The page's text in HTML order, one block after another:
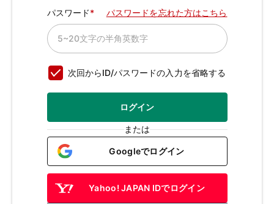
パスワード パスワードを忘れた方はこちら
次回からID/パスワードの入力を省略する
ログイン
または
Googleでログイン
Yahoo! JAPAN IDでログイン